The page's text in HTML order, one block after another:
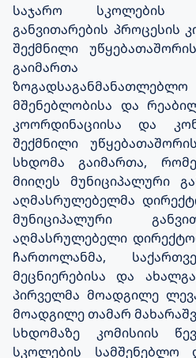
საჯარო სკოლების
განვითარების პროცესის
შექმნილი
გაიმართა
მშენებლობისა და
კოორდინაციისა და
შექმნილი
სხდომა გაიმართა,
მიიღეს მუნიციპალური
აღმასრულებელმა
მუნიციპალური
აღმასრულებელი
ჩართოლანმა,
მეცნიერებისა და
პირველმა მოადგილე
მოადგილე თამარ
სხდომაზე კომისიის
სკოლების სამშენებლო